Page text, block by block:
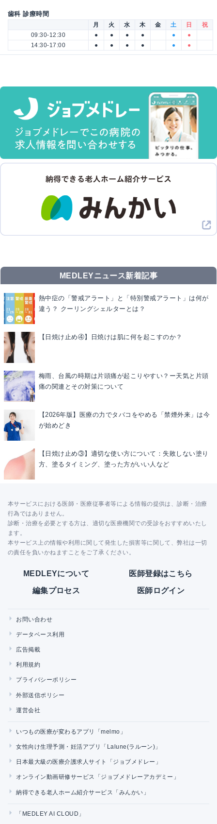
歯科 診療時間
月 火 水 木 金 土 日
祝
09:30-12:30
● ● ● ● ●
●
14:30-17:00
● ● ● ● ● ●
MEDLEYニュース新着記事
熱中症の「警戒アラート」と「特別警戒アラート」は何が
違う？ クーリングシェルターとは？
【日焼け止め④】日焼けは肌に何を起こすのか？
梅雨、台風の時期は片頭痛が起こりやすい？ー天気と片頭
痛の関連とその対策について
【2026年版】医療の力でタバコをやめる「禁煙外来」は今
が始めどき
【日焼け止め③】適切な使い方について：失敗しない塗り
方、塗るタイミング、塗った方がいい人など
本サービスにおける医師・医療従事者等による情報の提供は、診断・治療
行為ではありません。
診断・治療を必要とする方は、適切な医療機関での受診をおすすめいたし
ます。
本サービス上の情報や利用に関して発生した損害等に関して、弊社は一切
の責任を負いかねますことをご了承ください。
MEDLEYについて 医師登録はこちら
編集プロセス 医師ログイン
お問い合わせ
データベース利用
広告掲載
利用規約
プライバシーポリシー
外部送信ポリシー
運営会社
いつもの医療が変わるアプリ「melmo」
女性向け生理予測・妊活アプリ「Lalune(ラルーン)」
日本最大級の医療介護求人サイト「ジョブメドレー」
オンライン動画研修サービス「ジョブメドレーアカデミー」
納得できる老人ホーム紹介サービス「みんかい」
「MEDLEY AI CLOUD」